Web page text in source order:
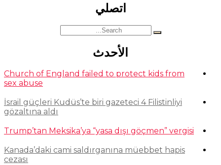
اتصلي
Search
for:
الأحدث
Church of England failed to protect kids from
sex abuse
İsrail güçleri Kudüs’te biri gazeteci 4 Filistinliyi
gözaltına aldı
Trump’tan Meksika’ya “yasa dışı göçmen” vergisi
Kanada’daki cami saldırganına müebbet hapis
cezası